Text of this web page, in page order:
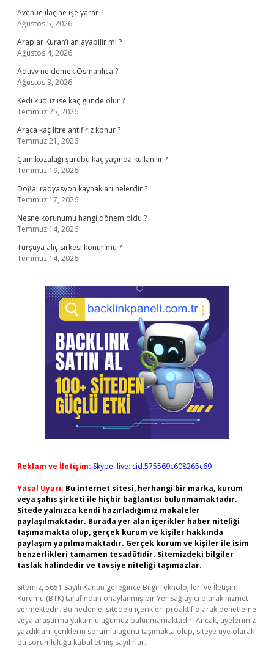
Avenue ilaç ne işe yarar ?
Ağustos 5, 2026
Araplar Kuran’ı anlayabilir mi ?
Ağustos 4, 2026
Aduvv ne demek Osmanlıca ?
Ağustos 3, 2026
Kedi kuduz ise kaç günde ölür ?
Temmuz 25, 2026
Araca kaç litre antifiriz konur ?
Temmuz 21, 2026
Çam kozalağı şurubu kaç yaşında kullanılır ?
Temmuz 19, 2026
Doğal radyasyon kaynakları nelerdir ?
Temmuz 17, 2026
Nesne korunumu hangi dönem oldu ?
Temmuz 14, 2026
Turşuya alıç sirkesi konur mu ?
Temmuz 14, 2026
Reklam ve İletişim: Skype: live:.cid.575569c608265c69
Yasal Uyarı: Bu internet sitesi, herhangi bir marka, kurum
veya şahıs şirketi ile hiçbir bağlantısı bulunmamaktadır.
Sitede yalnızca kendi hazırladığımız makaleler
paylaşılmaktadır. Burada yer alan içerikler haber niteliği
taşımamakta olup, gerçek kurum ve kişiler hakkında
paylaşım yapılmamaktadır. Gerçek kurum ve kişiler ile isim
benzerlikleri tamamen tesadüfidir. Sitemizdeki bilgiler
taslak halindedir ve tavsiye niteliği taşımazlar.
Sitemiz, 5651 Sayılı Kanun gereğince Bilgi Teknolojileri ve İletişim
Kurumu (BTK) tarafından onaylanmış bir Yer Sağlayıcı olarak hizmet
vermektedir. Bu nedenle, sitedeki içerikleri proaktif olarak denetleme
veya araştırma yükümlülüğümüz bulunmamaktadır. Ancak, üyelerimiz
yazdıkları içeriklerin sorumluluğunu taşımakta olup, siteye üye olarak
bu sorumluluğu kabul etmiş sayılırlar.